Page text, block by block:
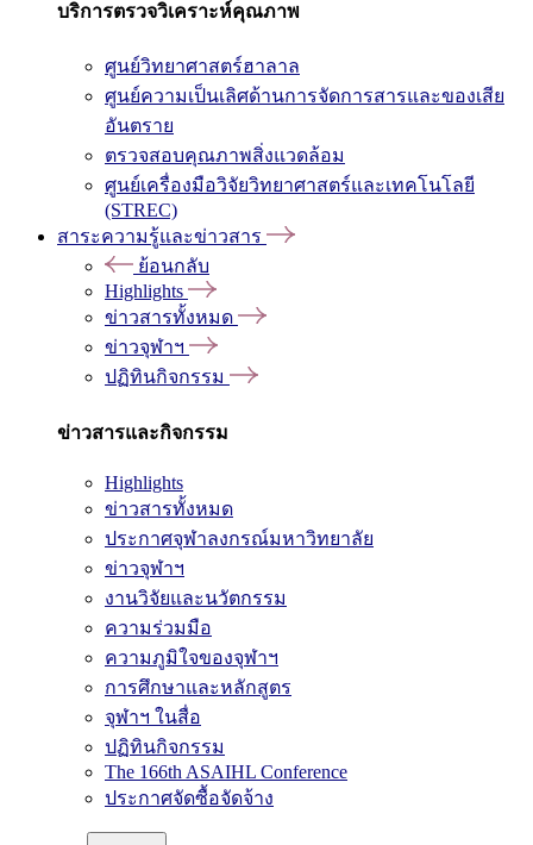
บริการตรวจวิเคราะห์คุณภาพ
ศูนย์วิทยาศาสตร์ฮาลาล
ศูนย์ความเป็นเลิศด้านการจัดการสารและของเสีย
อันตราย
ตรวจสอบคุณภาพสิ่งแวดล้อม
ศูนย์เครื่องมือวิจัยวิทยาศาสตร์และเทคโนโลยี
(STREC)
สาระความรู้และข่าวสาร
ย้อนกลับ
Highlights
ข่าวสารทั้งหมด
ข่าวจุฬาฯ
ปฏิทินกิจกรรม
ข่าวสารและกิจกรรม
Highlights
ข่าวสารทั้งหมด
ประกาศจุฬาลงกรณ์มหาวิทยาลัย
ข่าวจุฬาฯ
งานวิจัยและนวัตกรรม
ความร่วมมือ
ความภูมิใจของจุฬาฯ
การศึกษาและหลักสูตร
จุฬาฯ ในสื่อ
ปฏิทินกิจกรรม
The 166th ASAIHL Conference
ประกาศจัดซื้อจัดจ้าง